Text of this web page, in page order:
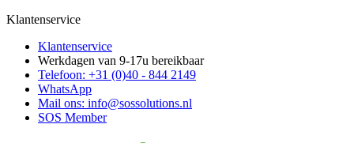
Klantenservice
Klantenservice
Werkdagen van 9-17u bereikbaar
Telefoon: +31 (0)40 - 844 2149
WhatsApp
Mail ons: info@sossolutions.nl
SOS Member